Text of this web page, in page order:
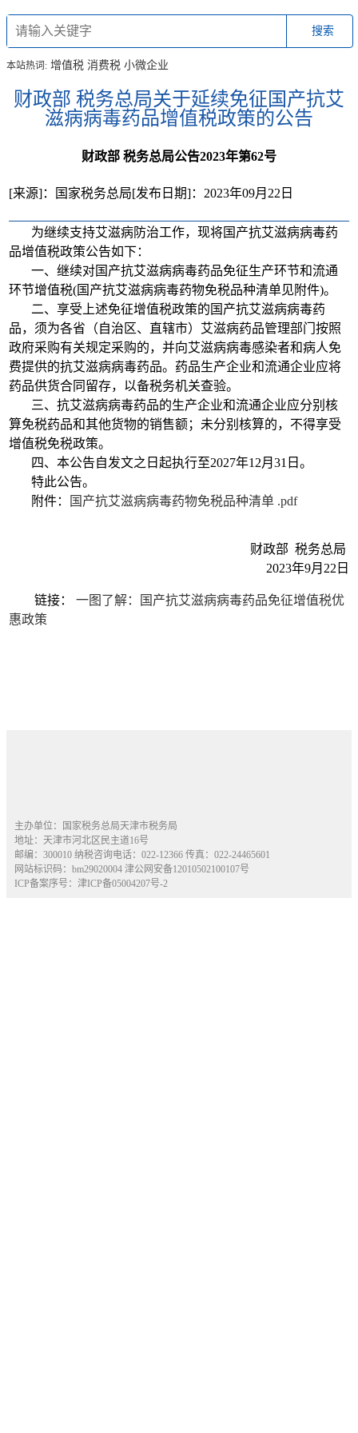
搜索
本站热词: 增值税 消费税 小微企业
财政部 税务总局关于延续免征国产抗艾
滋病病毒药品增值税政策的公告
财政部 税务总局公告2023年第62号
[发布日期]：2023年09月22日
[来源]：国家税务总局
为继续支持艾滋病防治工作，现将国产抗艾滋病病毒药
品增值税政策公告如下：
一、继续对国产抗艾滋病病毒药品免征生产环节和流通
环节增值税(国产抗艾滋病病毒药物免税品种清单见附件)。
二、享受上述免征增值税政策的国产抗艾滋病病毒药
品，须为各省（自治区、直辖市）艾滋病药品管理部门按照
政府采购有关规定采购的，并向艾滋病病毒感染者和病人免
费提供的抗艾滋病病毒药品。药品生产企业和流通企业应将
药品供货合同留存，以备税务机关查验。
三、抗艾滋病病毒药品的生产企业和流通企业应分别核
算免税药品和其他货物的销售额；未分别核算的，不得享受
增值税免税政策。
四、本公告自发文之日起执行至2027年12月31日。
特此公告。
附件：
国产抗艾滋病病毒药物免税品种清单 .pdf
财政部 税务总局
2023年9月22日
链接：一图了解：国产抗艾滋病病毒药品免征增值税优
惠政策
主办单位：国家税务总局天津市税务局
地址：天津市河北区民主道16号
邮编：300010 纳税咨询电话：022-12366 传真：022-24465601
网站标识码：bm29020004 津公网安备12010502100107号
ICP备案序号：津ICP备05004207号-2